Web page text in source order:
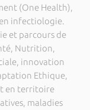
(One Health),
infectiologie.
et parcours de
Nutrition,
innovation
Ethique,
en territoire
maladies